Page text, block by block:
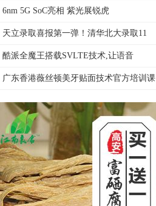
6nm 5G SoC亮相 紫光展锐虎
天立录取喜报第一弹！清华北大录取11
酷派全魔王搭载SVLTE技术,让语音
广东香港薇丝顿美牙贴面技术官方培训课